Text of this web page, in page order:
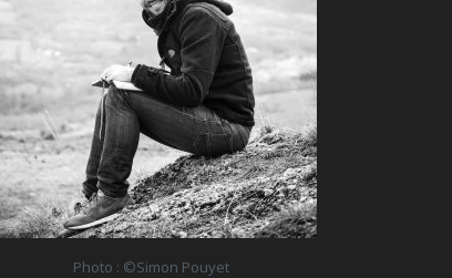
Photo : ©Simon Pouyet